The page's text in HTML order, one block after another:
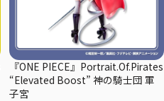
『ONE PIECE』Portrait.Of.Pirates
“Elevated Boost” 神の騎士団 軍
子宮